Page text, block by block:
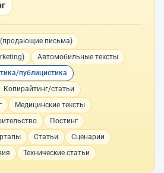
(продающие письма)
Автомобильные тексты
публицистика
Копирайтинг/статьи
Медицинские тексты
Постинг
Статьи
Сценарии
Технические статьи